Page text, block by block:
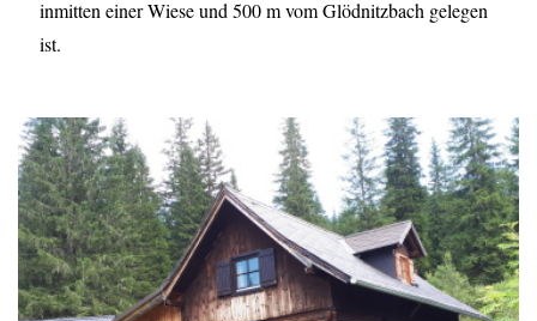
inmitten einer Wiese und 500 m vom Glödnitzbach gelegen
ist.